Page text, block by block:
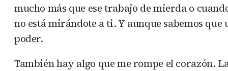
mucho más que ese trabajo de mierda o
no está mirándote a ti. Y aunque sabemos que
poder.
También hay algo que me rompe el corazón.